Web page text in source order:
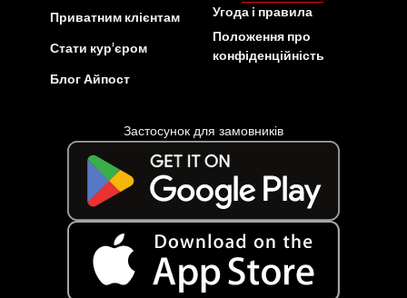
Приватним клієнтам
Стати кур’єром
Блог Айпост
Угода і правила
Положення про
конфіденційність
Застосунок для замовників